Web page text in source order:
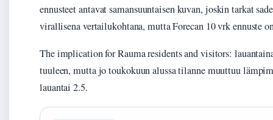
ennusteet antavat samansuuntaisen kuvan, joskin tarkat
virallisena vertailukohtana, mutta Forecan 10 vrk ennuste
The implication for Rauma residents and visitors:
tuuleen, mutta jo toukokuun alussa tilanne muuttuu
lauantai 2.5.